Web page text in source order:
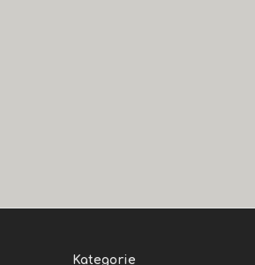
Kategorie